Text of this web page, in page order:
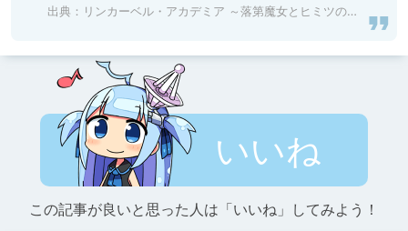
出典： リンカーベル・アカデミア ～落第魔女とヒミツの儀式～ [Casket] | DLsite 美少女ゲーム - R18
いいね
この記事が良いと思った人は「いいね」してみよう！